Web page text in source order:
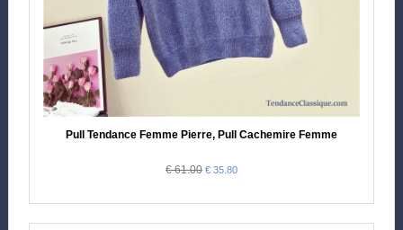
Pull Tendance Femme Pierre, Pull Cachemire Femme
€ 61.00 € 35.80